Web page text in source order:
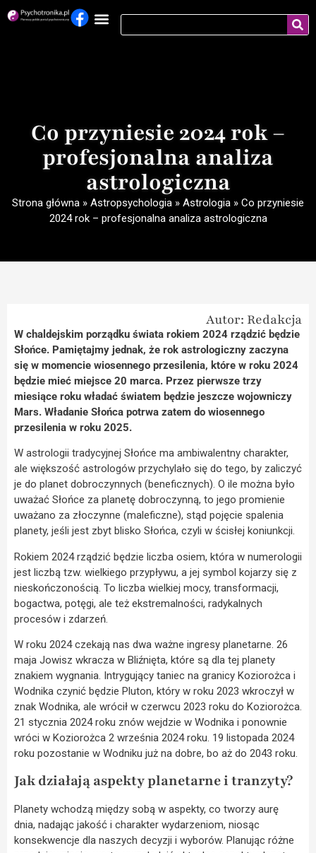
Co przyniesie 2024 rok –
profesjonalna analiza
astrologiczna
Strona główna » Astropsychologia » Astrologia » Co przyniesie
2024 rok – profesjonalna analiza astrologiczna
Autor: Redakcja
W chaldejskim porządku świata rokiem 2024 rządzić będzie
Słońce. Pamiętajmy jednak, że rok astrologiczny zaczyna
się w momencie wiosennego przesilenia, które w roku 2024
będzie mieć miejsce 20 marca. Przez pierwsze trzy
miesiące roku władać światem będzie jeszcze wojowniczy
Mars. Władanie Słońca potrwa zatem do wiosennego
przesilenia w roku 2025.
W astrologii tradycyjnej Słońce ma ambiwalentny charakter,
ale większość astrologów przychylało się do tego, by zaliczyć
je do planet dobroczynnych (beneficznych). O ile można było
uważać Słońce za planetę dobroczynną, to jego promienie
uważano za złoczynne (maleficzne), stąd pojęcie spalenia
planety, jeśli jest zbyt blisko Słońca, czyli w ścisłej koniunkcji.
Rokiem 2024 rządzić będzie liczba osiem, która w numerologii
jest liczbą tzw. wielkiego przypływu, a jej symbol kojarzy się z
nieskończonością. To liczba wielkiej mocy, transformacji,
bogactwa, potęgi, ale też ekstremalności, radykalnych
procesów i zdarzeń.
W roku 2024 czekają nas dwa ważne ingresy planetarne. 26
maja Jowisz wkracza w Bliźnięta, które są dla tej planety
znakiem wygnania. Intrygujący taniec na granicy Koziorożca i
Wodnika czynić będzie Pluton, który w roku 2023 wkroczył w
znak Wodnika, ale wrócił w czerwcu 2023 roku do Koziorożca.
21 stycznia 2024 roku znów wejdzie w Wodnika i ponownie
wróci w Koziorożca 2 września 2024 roku. 19 listopada 2024
roku pozostanie w Wodniku już na dobre, bo aż do 2043 roku.
Jak działają aspekty planetarne i tranzyty?
Planety wchodzą między sobą w aspekty, co tworzy aurę
dnia, nadając jakość i charakter wydarzeniom, niosąc
konsekwencje dla naszych decyzji i wyborów. Planując różne